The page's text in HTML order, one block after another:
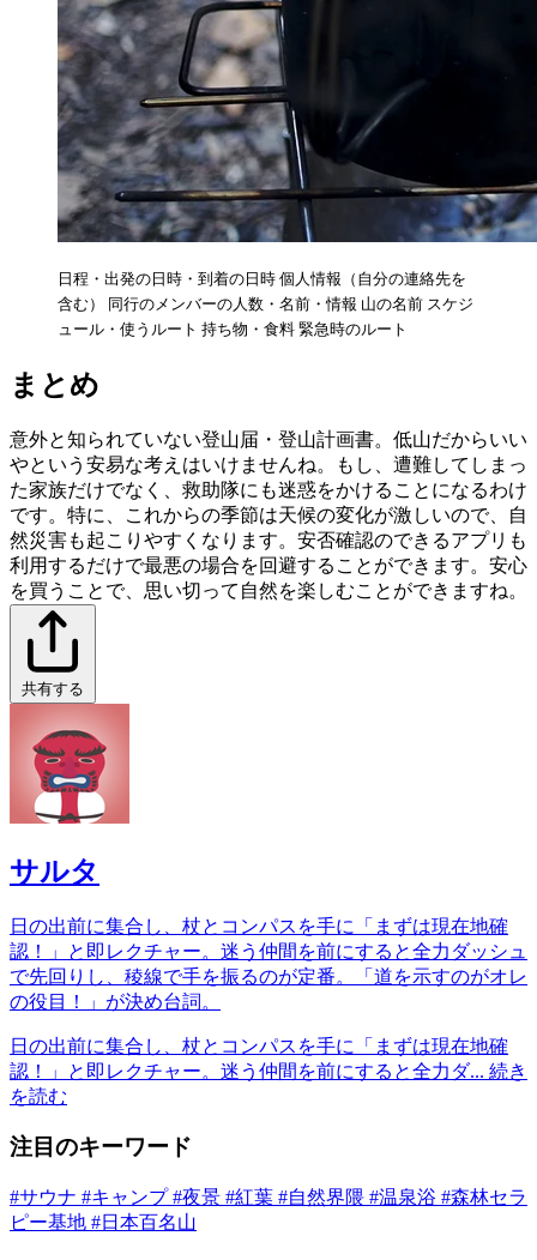
日程・出発の日時・到着の日時 個人情報（自分の連絡先を
含む） 同行のメンバーの人数・名前・情報 山の名前 スケジ
ュール・使うルート 持ち物・食料 緊急時のルート
まとめ
意外と知られていない登山届・登山計画書。低山だからいい
やという安易な考えはいけませんね。もし、遭難してしまっ
た家族だけでなく、救助隊にも迷惑をかけることになるわけ
です。特に、これからの季節は天候の変化が激しいので、自
然災害も起こりやすくなります。安否確認のできるアプリも
利用するだけで最悪の場合を回避することができます。安心
を買うことで、思い切って自然を楽しむことができますね。
共有する
サルタ
日の出前に集合し、杖とコンパスを手に「まずは現在地確
認！」と即レクチャー。迷う仲間を前にすると全力ダッシュ
で先回りし、稜線で手を振るのが定番。「道を示すのがオレ
の役目！」が決め台詞。
日の出前に集合し、杖とコンパスを手に「まずは現在地確
認！」と即レクチャー。迷う仲間を前にすると全力ダ... 続き
を読む
注目のキーワード
#サウナ #キャンプ#夜景 #紅葉 #自然界隈 #温泉浴 #森林セラ
ピー基地 #日本百名山